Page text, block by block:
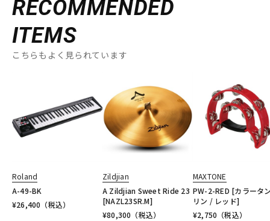
RECOMMENDED
ITEMS
こちらもよく見られています
Roland
A-49-BK
¥26,400 （税込）
Zildjian
A Zildjian Sweet Ride 23
[NAZL23SR.M]
¥80,300 （税込）
MAXTONE
PW-2-RED [カラータ
リン / レッド]
¥2,750 （税込）